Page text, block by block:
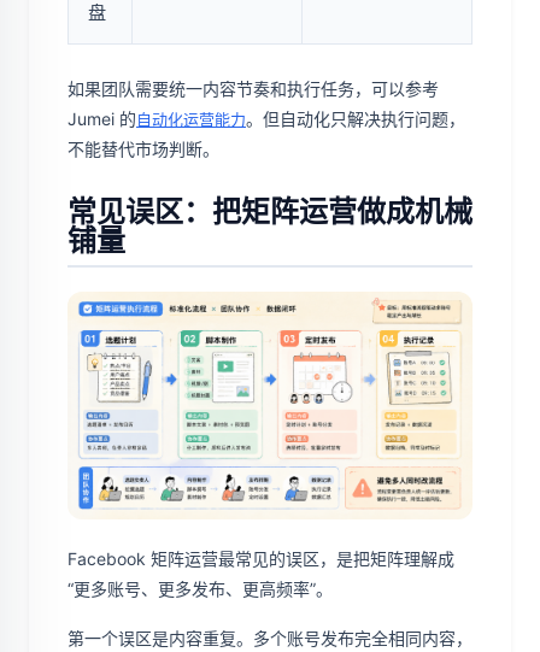
盘
如果团队需要统一内容节奏和执行任务，可以参考
Jumei 的自动化运营能力。但自动化只解决执行问题，
不能替代市场判断。
常见误区：把矩阵运营做成机械
铺量
Facebook 矩阵运营最常见的误区，是把矩阵理解成
“更多账号、更多发布、更高频率”。
第一个误区是内容重复。多个账号发布完全相同内容，